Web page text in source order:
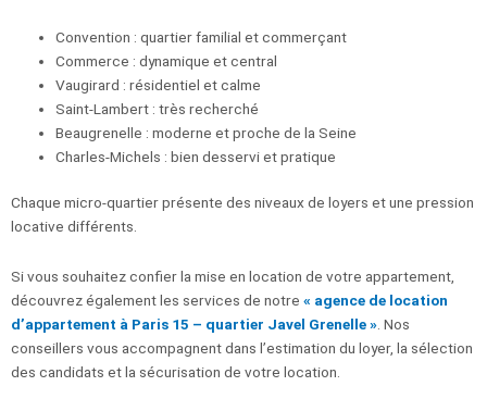
Convention : quartier familial et commerçant
Commerce : dynamique et central
Vaugirard : résidentiel et calme
Saint-Lambert : très recherché
Beaugrenelle : moderne et proche de la Seine
Charles-Michels : bien desservi et pratique
Chaque micro-quartier présente des niveaux de loyers et une pression
locative différents.
Si vous souhaitez confier la mise en location de votre appartement,
découvrez également les services de notre « agence de location
d’appartement à Paris 15 – quartier Javel Grenelle » . Nos
conseillers vous accompagnent dans l’estimation du loyer, la sélection
des candidats et la sécurisation de votre location.